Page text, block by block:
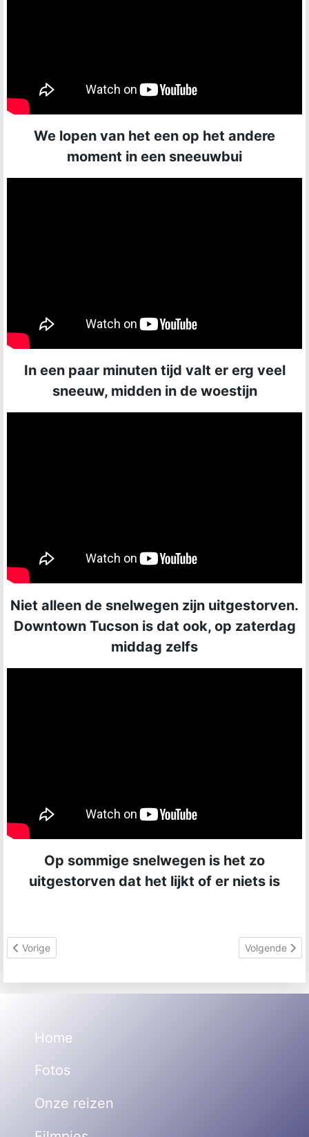
We lopen van het een op het andere
moment in een sneeuwbui
In een paar minuten tijd valt er erg veel
sneeuw, midden in de woestijn
Niet alleen de snelwegen zijn uitgestorven.
Downtown Tucson is dat ook, op zaterdag
middag zelfs
Op sommige snelwegen is het zo
uitgestorven dat het lijkt of er niets is
Vorig artikel: Filmpjes Florida 2016
Vorige Volgende
Volgende
Home
Fotos
Onze reizen